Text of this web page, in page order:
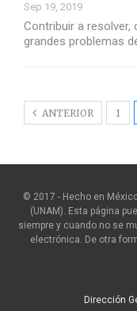
Sep 19, 2019
Contribuir a resolver,
grandes problemas
ANTERIOR 1
© 2017 - Hecho en
(UNAM). Esta página
siempre y cuando no se
electrónica. De otra
Dirección